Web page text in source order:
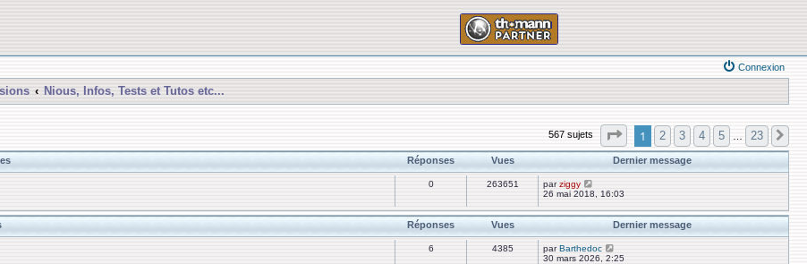
Connexion
Nious, Infos, Tests et Tutos etc...
567 sujets Page sur23
1 2 3 4 5 23
Réponses Vues Dernier message
0 263651 parziggy
26 mai 2018, 16:03
Réponses Vues Dernier message
6 4385 parBarthedoc
30 mars 2026, 2:25